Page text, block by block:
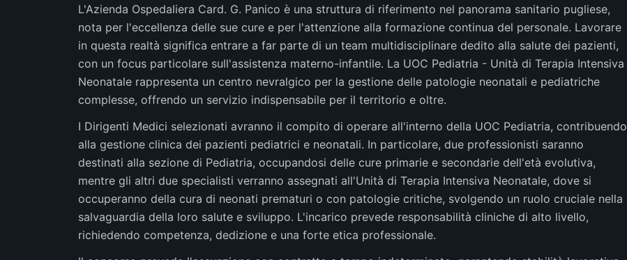
L'Azienda Ospedaliera Card. G. Panico è una struttura di riferimento nel panorama sanitario pugliese,
nota per l'eccellenza delle sue cure e per l'attenzione alla formazione continua del personale. Lavorare
in questa realtà significa entrare a far parte di un team multidisciplinare dedito alla salute dei pazienti,
con un focus particolare sull'assistenza materno-infantile. La UOC Pediatria - Unità di Terapia Intensiva
Neonatale rappresenta un centro nevralgico per la gestione delle patologie neonatali e pediatriche
complesse, offrendo un servizio indispensabile per il territorio e oltre.
I Dirigenti Medici selezionati avranno il compito di operare all'interno della UOC Pediatria, contribuendo
alla gestione clinica dei pazienti pediatrici e neonatali. In particolare, due professionisti saranno
destinati alla sezione di Pediatria, occupandosi delle cure primarie e secondarie dell'età evolutiva,
mentre gli altri due specialisti verranno assegnati all'Unità di Terapia Intensiva Neonatale, dove si
occuperanno della cura di neonati prematuri o con patologie critiche, svolgendo un ruolo cruciale nella
salvaguardia della loro salute e sviluppo. L'incarico prevede responsabilità cliniche di alto livello,
richiedendo competenza, dedizione e una forte etica professionale.